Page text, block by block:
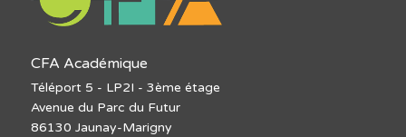
CFA Académique
Téléport 5 - LP2I - 3ème étage
Avenue du Parc du Futur
86130 Jaunay-Marigny